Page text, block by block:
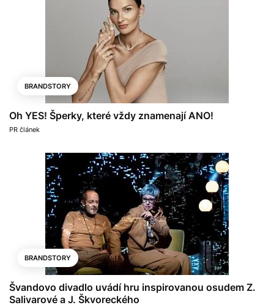
BRANDSTORY
Oh YES! Šperky, které vždy znamenají ANO!
PR článek
BRANDSTORY
Švandovo divadlo uvádí hru inspirovanou osudem Z.
Salivarové a J. Škvoreckého